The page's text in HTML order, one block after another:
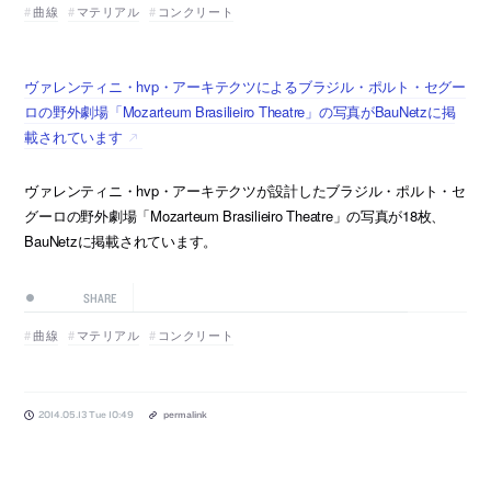
曲線
マテリアル コンクリート
ヴァレンティニ・hvp・アーキテクツによるブラジル・ポルト・セグー
ロの野外劇場「Mozarteum Brasilieiro Theatre」の写真がBauNetzに掲
載されています
ヴァレンティニ・hvp・アーキテクツが設計したブラジル・ポルト・セ
グーロの野外劇場「Mozarteum Brasilieiro Theatre」の写真が18枚、
BauNetzに掲載されています。
SHARE
曲線 マテリアル コンクリート
2014.05.13 Tue 10:49 permalink